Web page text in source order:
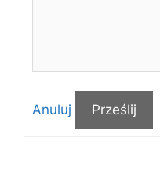
Anuluj Prześlij